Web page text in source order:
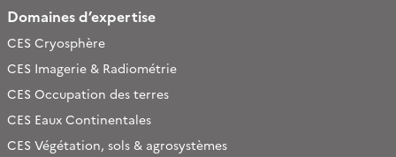
Domaines d’expertise
CES Cryosphère
CES Imagerie & Radiométrie
CES Occupation des terres
CES Eaux Continentales
CES Végétation, sols & agrosystèmes